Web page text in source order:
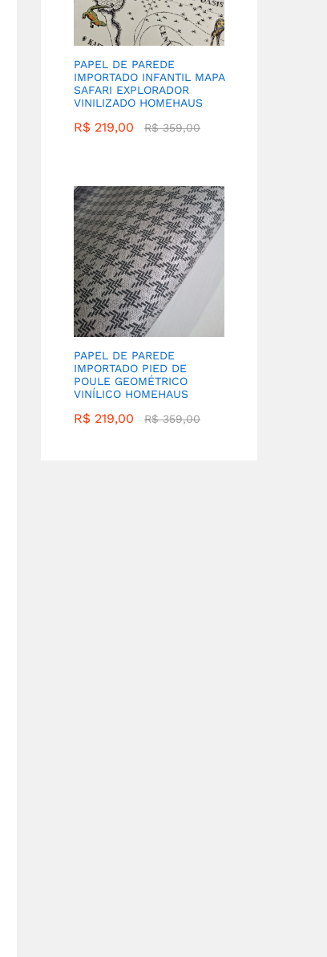
PAPEL DE PAREDE
IMPORTADO INFANTIL MAPA
SAFARI EXPLORADOR
VINILIZADO HOMEHAUS
R$ 219,00 R$359,00
PAPEL DE PAREDE
IMPORTADO PIED DE
POULE GEOMÉTRICO
VINÍLICO HOMEHAUS
R$ 219,00 R$359,00